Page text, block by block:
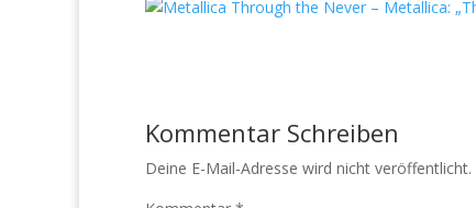
Kommentar Schreiben
Deine E-Mail-Adresse wird nicht veröffentlicht.